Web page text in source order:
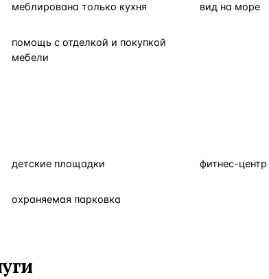
меблирована только кухня вид на море
помощь с отделкой и покупкой
мебели
детские площадки фитнес-центр
охраняемая парковка